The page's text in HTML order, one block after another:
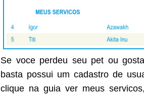
Se voce perdeu seu pet ou
basta possui um cadastro de
clique na guia ver meus